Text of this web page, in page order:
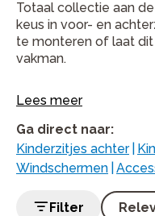
Totaal collectie aan
keus in voor- en
te monteren of laat
vakman.
Lees meer
Ga direct naar:
Kinderzitjes achter
Windschermen
Filter